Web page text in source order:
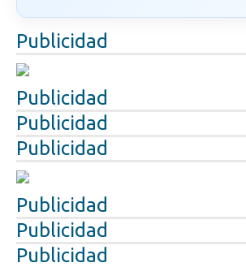
Publicidad
Publicidad
Publicidad
Publicidad
Publicidad
Publicidad
Publicidad